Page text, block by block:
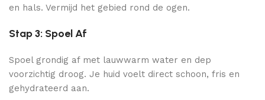
en hals. Vermijd het gebied rond de ogen.
Stap 3: Spoel Af
Spoel grondig af met lauwwarm water en dep
voorzichtig droog. Je huid voelt direct schoon, fris en
gehydrateerd aan.